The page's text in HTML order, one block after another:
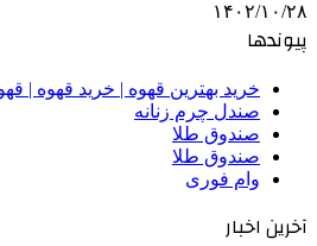
۱۴۰۲/۱۰/۲۸
پیوندها
خرید بهترین قهوه | خرید قهوه |
صندل چرم زنانه
صندوق طلا
صندوق طلا
وام فوری
آخرین اخبار